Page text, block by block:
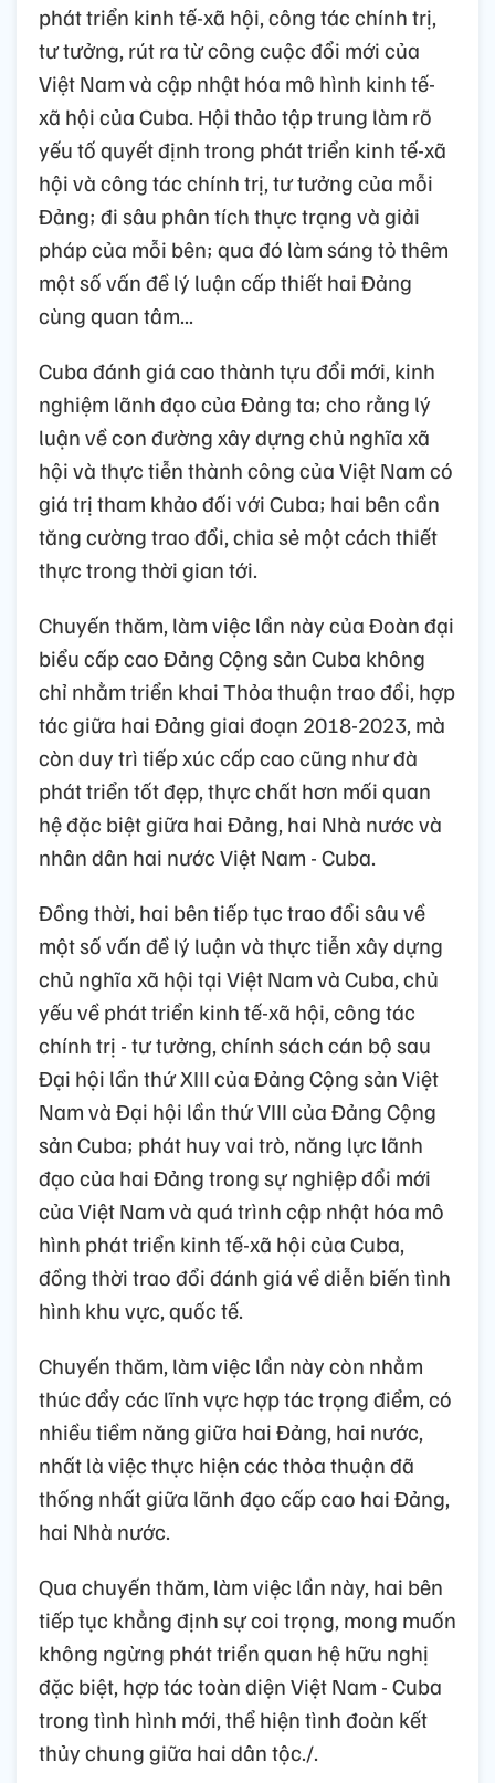
phát triển kinh tế-xã hội, công tác chính trị,
tư tưởng, rút ra từ công cuộc đổi mới của
Việt Nam và cập nhật hóa mô hình kinh tế-
xã hội của Cuba. Hội thảo tập trung làm rõ
yếu tố quyết định trong phát triển kinh tế-xã
hội và công tác chính trị, tư tưởng của mỗi
Đảng; đi sâu phân tích thực trạng và giải
pháp của mỗi bên; qua đó làm sáng tỏ thêm
một số vấn đề lý luận cấp thiết hai Đảng
cùng quan tâm...
Cuba đánh giá cao thành tựu đổi mới, kinh
nghiệm lãnh đạo của Đảng ta; cho rằng lý
luận về con đường xây dựng chủ nghĩa xã
hội và thực tiễn thành công của Việt Nam có
giá trị tham khảo đối với Cuba; hai bên cần
tăng cường trao đổi, chia sẻ một cách thiết
thực trong thời gian tới.
Chuyến thăm, làm việc lần này của Đoàn đại
biểu cấp cao Đảng Cộng sản Cuba không
chỉ nhằm triển khai Thỏa thuận trao đổi, hợp
tác giữa hai Đảng giai đoạn 2018-2023, mà
còn duy trì tiếp xúc cấp cao cũng như đà
phát triển tốt đẹp, thực chất hơn mối quan
hệ đặc biệt giữa hai Đảng, hai Nhà nước và
nhân dân hai nước Việt Nam - Cuba.
Đồng thời, hai bên tiếp tục trao đổi sâu về
một số vấn đề lý luận và thực tiễn xây dựng
chủ nghĩa xã hội tại Việt Nam và Cuba, chủ
yếu về phát triển kinh tế-xã hội, công tác
chính trị - tư tưởng, chính sách cán bộ sau
Đại hội lần thứ XIII của Đảng Cộng sản Việt
Nam và Đại hội lần thứ VIII của Đảng Cộng
sản Cuba; phát huy vai trò, năng lực lãnh
đạo của hai Đảng trong sự nghiệp đổi mới
của Việt Nam và quá trình cập nhật hóa mô
hình phát triển kinh tế-xã hội của Cuba,
đồng thời trao đổi đánh giá về diễn biến tình
hình khu vực, quốc tế.
Chuyến thăm, làm việc lần này còn nhằm
thúc đẩy các lĩnh vực hợp tác trọng điểm, có
nhiều tiềm năng giữa hai Đảng, hai nước,
nhất là việc thực hiện các thỏa thuận đã
thống nhất giữa lãnh đạo cấp cao hai Đảng,
hai Nhà nước.
Qua chuyến thăm, làm việc lần này, hai bên
tiếp tục khẳng định sự coi trọng, mong muốn
không ngừng phát triển quan hệ hữu nghị
đặc biệt, hợp tác toàn diện Việt Nam - Cuba
trong tình hình mới, thể hiện tình đoàn kết
thủy chung giữa hai dân tộc./.